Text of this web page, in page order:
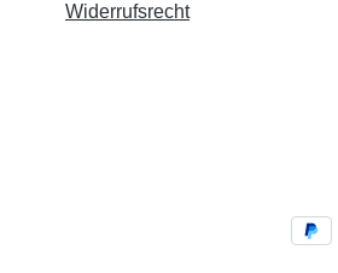
Widerrufsrecht